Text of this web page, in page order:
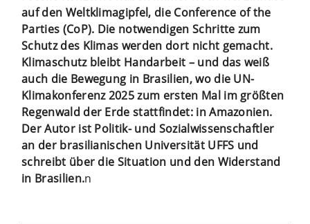
auf den Weltklimagipfel, die Conference of the
Parties (CoP). Die notwendigen Schritte zum
Schutz des Klimas werden dort nicht gemacht.
Klimaschutz bleibt Handarbeit – und das weiß
auch die Bewegung in Brasilien, wo die UN-
Klimakonferenz 2025 zum ersten Mal im größten
Regenwald der Erde stattfindet: in Amazonien.
Der Autor ist Politik- und Sozialwissenschaftler
an der brasilianischen Universität UFFS und
schreibt über die Situation und den Widerstand
in Brasilien.n